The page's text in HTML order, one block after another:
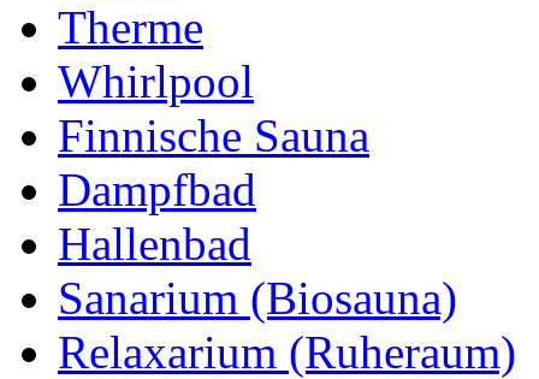
Therme
Whirlpool
Finnische Sauna
Dampfbad
Hallenbad
Sanarium (Biosauna)
Relaxarium (Ruheraum)